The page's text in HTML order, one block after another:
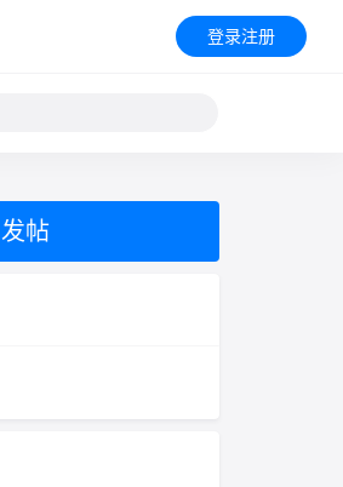
登录注册
发帖